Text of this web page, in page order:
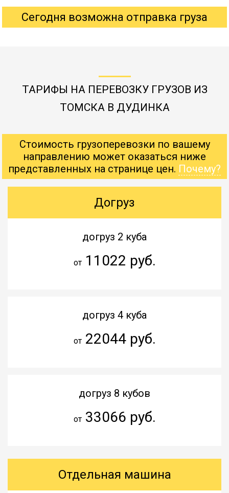
Сегодня возможна отправка груза
ТАРИФЫ НА ПЕРЕВОЗКУ ГРУЗОВ ИЗ
ТОМСКА В ДУДИНКА
Стоимость грузоперевозки по вашему
направлению может оказаться ниже
представленных на странице цен. Почему?
Догруз
догруз 2 куба
от11022 руб.
догруз 4 куба
от22044 руб.
догруз 8 кубов
от33066 руб.
Отдельная машина